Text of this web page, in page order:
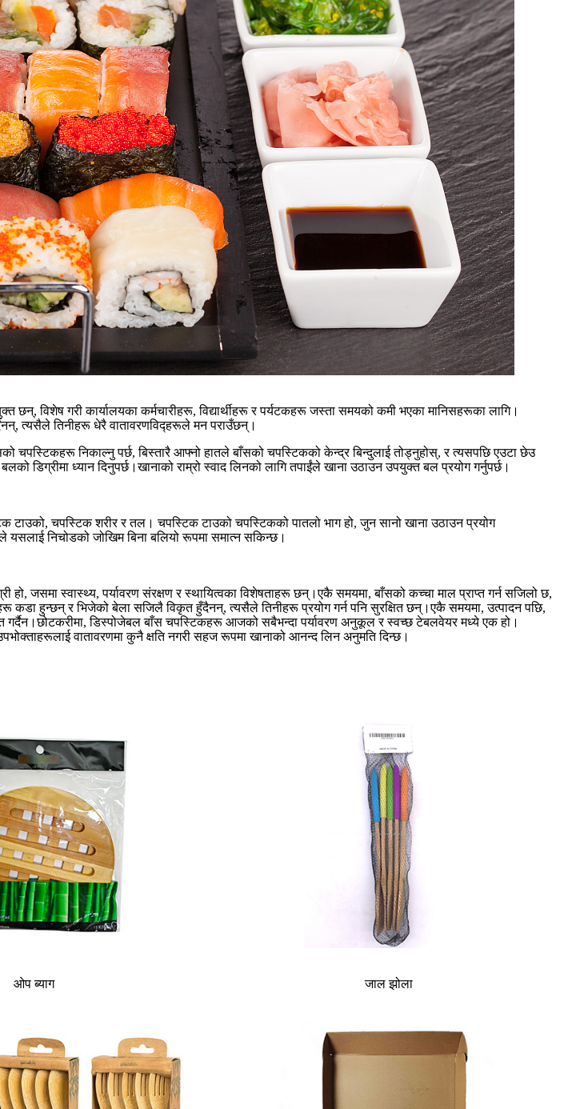
विशेष गरी कार्यालयका कर्मचारीहरू, विद्यार्थीहरू र पर्यटकहरू जस्ता समयको कमी भएका मानिसहरूका लागि।
त्यसैले तिनीहरू धेरै वातावरणविद्हरूले मन पराउँछन्।
निकाल्नु पर्छ, बिस्तारै आफ्नो हातले बाँसको चपस्टिकको केन्द्र बिन्दुलाई तोड्नुहोस्, र त्यसपछि एउटा छेउ
डिग्रीमा ध्यान दिनुपर्छ।खानाको राम्रो स्वाद लिनको लागि तपाईंले खाना उठाउन उपयुक्त बल प्रयोग गर्नुपर्छ।
टाउको, चपस्टिक शरीर र तल। चपस्टिक टाउको चपस्टिकको पातलो भाग हो, जुन सानो खाना उठाउन प्रयोग
यसलाई निचोडको जोखिम बिना बलियो रूपमा समात्न सकिन्छ।
जसमा स्वास्थ्य, पर्यावरण संरक्षण र स्थायित्वका विशेषताहरू छन्।एकै समयमा, बाँसको कच्चा माल प्राप्त गर्न सजिलो छ,
कडा हुन्छन् र भिजेको बेला सजिलै विकृत हुँदैनन्, त्यसैले तिनीहरू प्रयोग गर्न पनि सुरक्षित छन्।एकै समयमा, उत्पादन पछि,
गर्दैन।छोटकरीमा, डिस्पोजेबल बाँस चपस्टिकहरू आजको सबैभन्दा पर्यावरण अनुकूल र स्वच्छ टेबलवेयर मध्ये एक हो।
वातावरणमा कुनै क्षति नगरी सहज रूपमा खानाको आनन्द लिन अनुमति दिन्छ।
ओप ब्याग जाल झोला